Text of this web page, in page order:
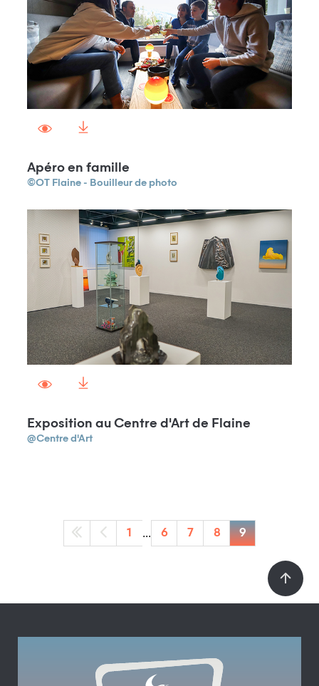
Apéro en famille
©OT Flaine - Bouilleur de photo
Exposition au Centre d'Art de Flaine
@Centre d'Art
1 ... 6 7 8 9